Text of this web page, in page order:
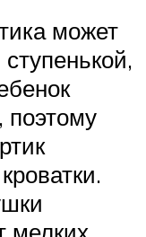
может
поэтому
мелких